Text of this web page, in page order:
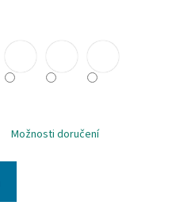
Možnosti doručení